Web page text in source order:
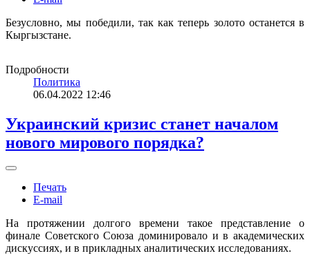
Безусловно, мы победили, так как теперь золото останется в
Кыргызстане.
Подробности
Политика
06.04.2022 12:46
Украинский кризис станет началом
нового мирового порядка?
Печать
E-mail
На протяжении долгого времени такое представление о
финале Советского Союза доминировало и в академических
дискуссиях, и в прикладных аналитических исследованиях.